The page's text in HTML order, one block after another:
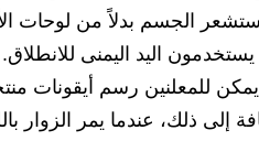
الجسم بدلاً من لوحات
اليد اليمنى للانطلاق.
للمعلنين رسم أيقونات
إلى ذلك، عندما يمر